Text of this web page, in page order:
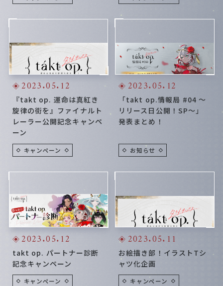
2023.05.12
『takt op. 運命は真紅き
旋律の街を』ファイナルト
レーラー公開記念キャンペ
ーン
キャンペーン
2023.05.12
「takt op.情報局 #04 ～
リリース日公開！SP～」
発表まとめ！
お知らせ
2023.05.12
takt op. パートナー診断
記念キャンペーン
キャンペーン
2023.05.11
お絵描き部！イラストTシ
ャツ化企画
キャンペーン